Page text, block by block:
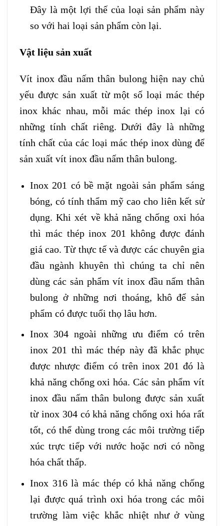
Đây là một lợi thế của loại sản phẩm này
so với hai loại sản phẩm còn lại.
Vật liệu sản xuất
Vít inox đầu nấm thân bulong hiện nay chủ
yếu được sản xuất từ một số loại mác thép
inox khác nhau, mỗi mác thép inox lại có
những tính chất riêng. Dưới đây là những
tính chất của các loại mác thép inox dùng để
sản xuất vít inox đầu nấm thân bulong.
Inox 201 có bề mặt ngoài sản phẩm sáng
bóng, có tính thẩm mỹ cao cho liên kết sử
dụng. Khi xét về khả năng chống oxi hóa
thì mác thép inox 201 không được đánh
giá cao. Từ thực tế và được các chuyên gia
đầu ngành khuyên thì chúng ta chỉ nên
dùng các sản phẩm vít inox đầu nấm thân
bulong ở những nơi thoáng, khô để sản
phẩm có được tuổi thọ lâu hơn.
Inox 304 ngoài những ưu điểm có trên
inox 201 thì mác thép này đã khắc phục
được nhược điểm có trên inox 201 đó là
khả năng chống oxi hóa. Các sản phẩm vít
inox đầu nấm thân bulong được sản xuất
từ inox 304 có khả năng chống oxi hóa rất
tốt, có thể dùng trong các môi trường tiếp
xúc trực tiếp với nước hoặc nơi có nồng
hóa chất thấp.
Inox 316 là mác thép có khả năng chống
lại được quá trình oxi hóa trong các môi
trường làm việc khắc nhiệt như ở vùng